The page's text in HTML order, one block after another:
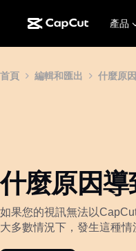
產品
首頁 編輯和匯出 什麼原
什麼原因導
如果您的視訊無法以
大多數情況下，發生這種情